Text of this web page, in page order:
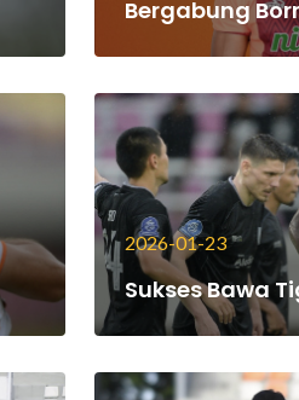
Bergabung
2026-01-23
Sukses Bawa